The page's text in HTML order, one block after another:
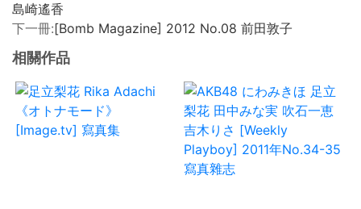
島崎遙香
下一冊:[Bomb Magazine] 2012 No.08 前田敦子
相關作品